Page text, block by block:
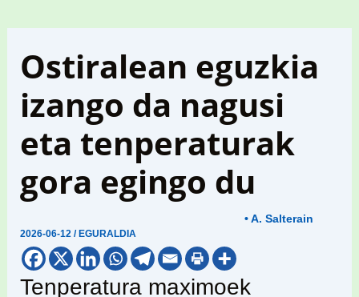
Ostiralean eguzkia
izango da nagusi
eta tenperaturak
gora egingo du
2026-06-12/ EGURALDIA
• A. Salterain
Tenperatura maximoek